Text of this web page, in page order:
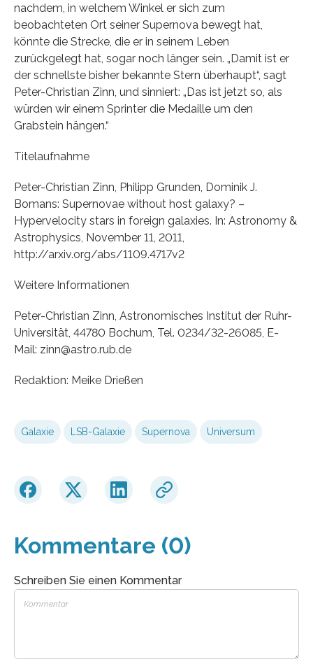
nachdem, in welchem Winkel er sich zum
beobachteten Ort seiner Supernova bewegt hat,
könnte die Strecke, die er in seinem Leben
zurückgelegt hat, sogar noch länger sein. „Damit ist er
der schnellste bisher bekannte Stern überhaupt“, sagt
Peter-Christian Zinn, und sinniert: „Das ist jetzt so, als
würden wir einem Sprinter die Medaille um den
Grabstein hängen.“
Titelaufnahme
Peter-Christian Zinn, Philipp Grunden, Dominik J.
Bomans: Supernovae without host galaxy? –
Hypervelocity stars in foreign galaxies. In: Astronomy &
Astrophysics, November 11, 2011,
http://arxiv.org/abs/1109.4717v2
Weitere Informationen
Peter-Christian Zinn, Astronomisches Institut der Ruhr-
Universität, 44780 Bochum, Tel. 0234/32-26085, E-
Mail: zinn@astro.rub.de
Redaktion: Meike Drießen
Galaxie LSB-Galaxie Supernova Universum
Kommentare (0)
Schreiben Sie einen Kommentar